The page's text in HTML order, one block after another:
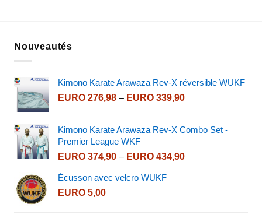
Nouveautés
Kimono Karate Arawaza Rev-X réversible WUKF
EURO276,98 – EURO339,90Price
through
Kimono Karate Arawaza Rev-X Combo Set -
Premier League WKF
EURO374,90 – EURO434,90Price
Écusson avec velcro WUKF
EURO5,00